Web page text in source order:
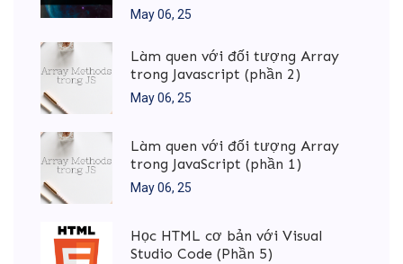
May 06, 25
Làm quen với đối tượng Array
trong Javascript (phần 2)
May 06, 25
Làm quen với đối tượng Array
trong JavaScript (phần 1)
May 06, 25
Học HTML cơ bản với Visual
Studio Code (Phần 5)